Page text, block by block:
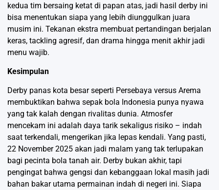
kedua tim bersaing ketat di papan atas, jadi hasil derby ini
bisa menentukan siapa yang lebih diunggulkan juara
musim ini. Tekanan ekstra membuat pertandingan berjalan
keras, tackling agresif, dan drama hingga menit akhir jadi
menu wajib.
Kesimpulan
Derby panas kota besar seperti Persebaya versus Arema
membuktikan bahwa sepak bola Indonesia punya nyawa
yang tak kalah dengan rivalitas dunia. Atmosfer
mencekam ini adalah daya tarik sekaligus risiko – indah
saat terkendali, mengerikan jika lepas kendali. Yang pasti,
22 November 2025 akan jadi malam yang tak terlupakan
bagi pecinta bola tanah air. Derby bukan akhir, tapi
pengingat bahwa gengsi dan kebanggaan lokal masih jadi
bahan bakar utama permainan indah di negeri ini. Siapa